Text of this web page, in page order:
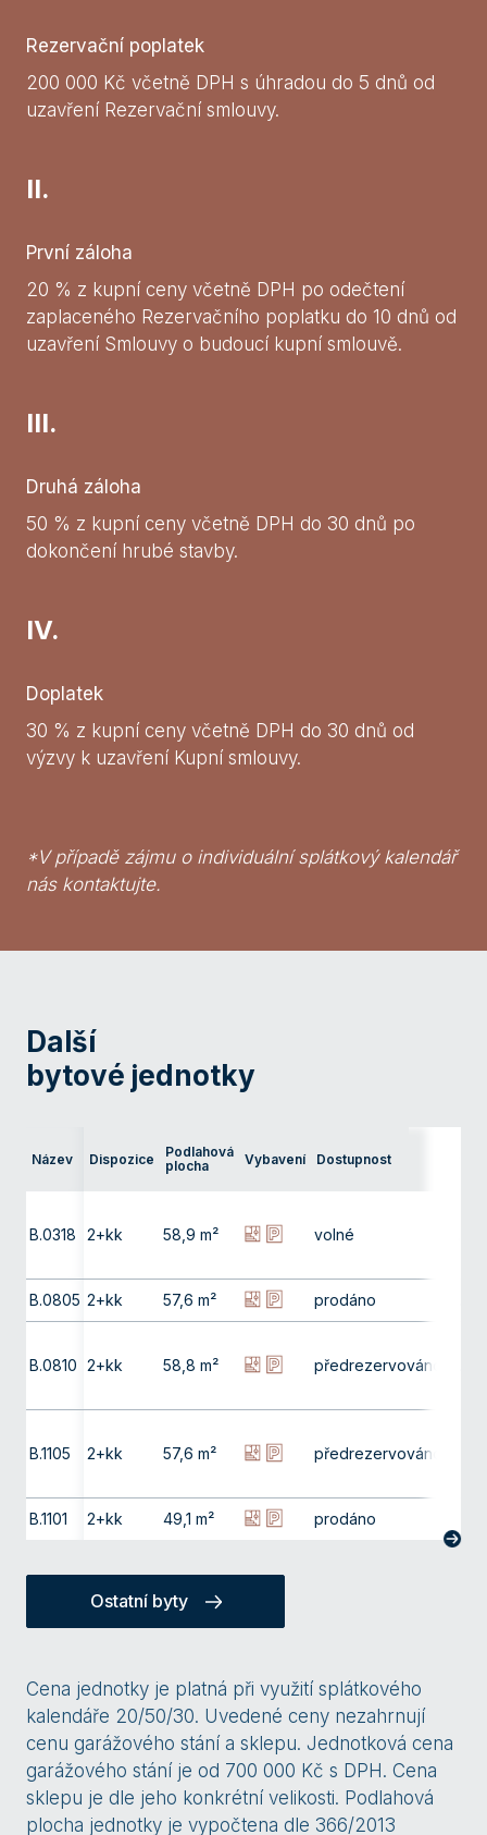
Rezervační poplatek
200 000 Kč včetně DPH s úhradou do 5 dnů od
uzavření Rezervační smlouvy.
II.
První záloha
20 % z kupní ceny včetně DPH po odečtení
zaplaceného Rezervačního poplatku do 10 dnů od
uzavření Smlouvy o budoucí kupní smlouvě.
III.
Druhá záloha
50 % z kupní ceny včetně DPH do 30 dnů po
dokončení hrubé stavby.
IV.
Doplatek
30 % z kupní ceny včetně DPH do 30 dnů od
výzvy k uzavření Kupní smlouvy.
*V případě zájmu o individuální splátkový kalendář
nás kontaktujte.
Další
bytové jednotky
Název Dispozice
Podlahová
plocha
Vybavení Dostupnost
B.0318 2+kk 58,9 m² volné
B.0805 2+kk 57,6 m² prodáno
B.0810 2+kk 58,8 m² předrezervováno
B.1105 2+kk 57,6 m² předrezervováno
B.1101 2+kk 49,1 m² prodáno
Ostatní byty
Cena jednotky je platná při využití splátkového
kalendáře 20/50/30. Uvedené ceny nezahrnují
cenu garážového stání a sklepu. Jednotková cena
garážového stání je od 700 000 Kč s DPH. Cena
sklepu je dle jeho konkrétní velikosti. Podlahová
plocha jednotky je vypočtena dle 366/2013